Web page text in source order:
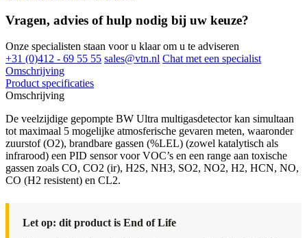
Vragen, advies of hulp nodig bij uw keuze?
Onze specialisten staan voor u klaar om u te adviseren
+31 (0)412 - 69 55 55 sales@vtn.nl Chat met een specialist
Omschrijving
Product specificaties
Omschrijving
De veelzijdige gepompte BW Ultra multigasdetector kan simultaan
tot maximaal 5 mogelijke atmosferische gevaren meten, waaronder
zuurstof (O2), brandbare gassen (%LEL) (zowel katalytisch als
infrarood) een PID sensor voor VOC’s en een range aan toxische
gassen zoals CO, CO2 (ir), H2S, NH3, SO2, NO2, H2, HCN, NO,
CO (H2 resistent) en CL2.
Let op: dit product is End of Life